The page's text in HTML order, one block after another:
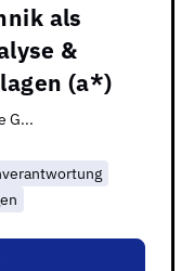
als
&
(a*)
G...